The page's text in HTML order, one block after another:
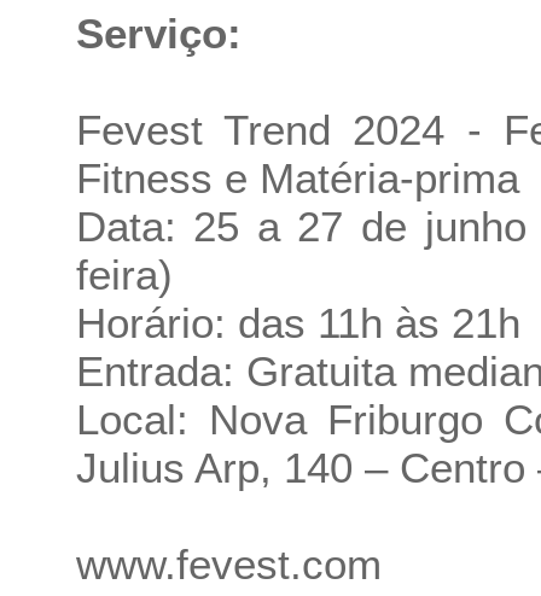
Serviço:
Fevest Trend 2024 -
Fitness e Matéria-prima
Data: 25 a 27 de
feira)
Horário: das 11h às 21h
Entrada: Gratuita
Local: Nova Friburgo
Julius Arp, 140 –
www.fevest.com